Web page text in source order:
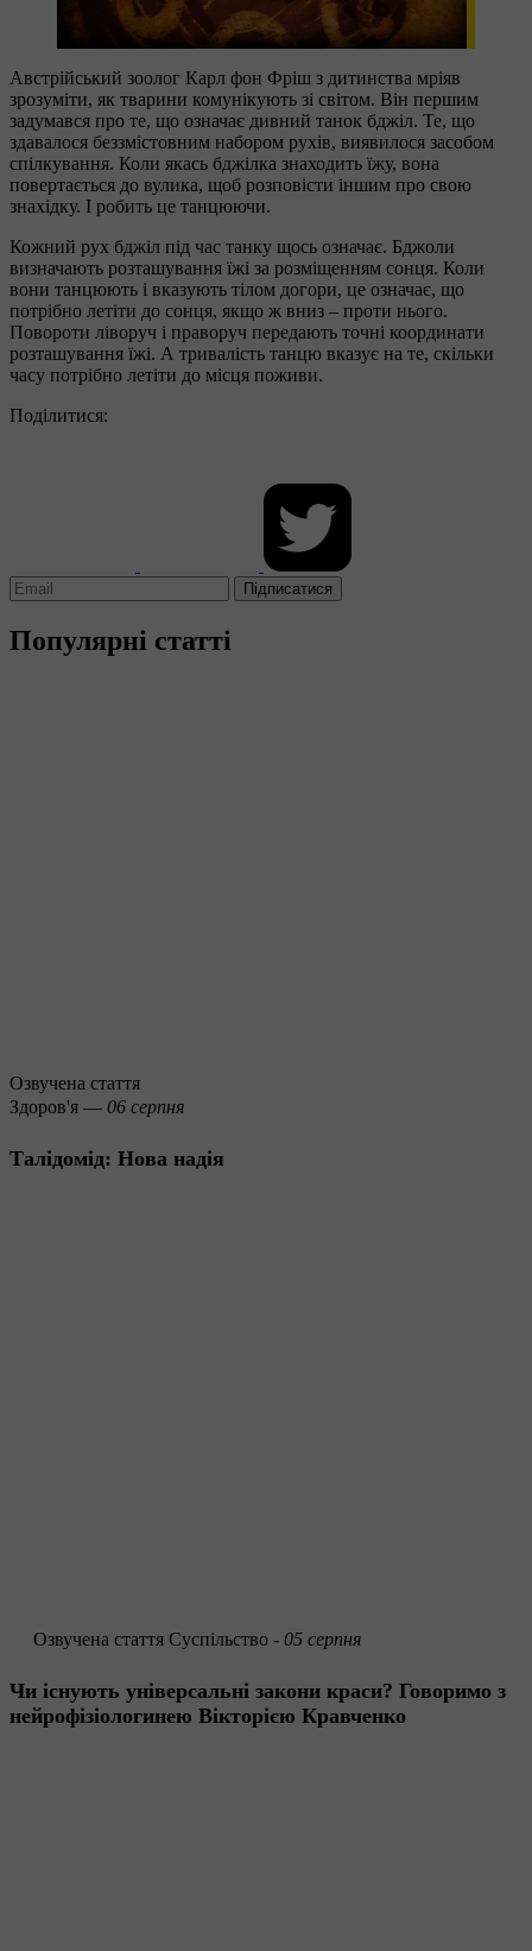
Австрійський зоолог Карл фон Фріш з дитинства мріяв
зрозуміти, як тварини комунікують зі світом. Він першим
задумався про те, що означає дивний танок бджіл. Те, що
здавалося беззмістовним набором рухів, виявилося засобом
спілкування. Коли якась бджілка знаходить їжу, вона
повертається до вулика, щоб розповісти іншим про свою
знахідку. І робить це танцюючи.
Кожний рух бджіл під час танку щось означає. Бджоли
визначають розташування їжі за розміщенням сонця. Коли
вони танцюють і вказують тілом догори, це означає, що
потрібно летіти до сонця, якщо ж вниз – проти нього.
Повороти ліворуч і праворуч передають точні координати
розташування їжі. А тривалість танцю вказує на те, скільки
часу потрібно летіти до місця поживи.
Поділитися:
Підписатися
Популярні статті
Озвучена стаття
Здоров'я — 06 серпня
Талідомід: Нова надія
Озвучена стаття Суспільство - 05 серпня
Чи існують універсальні закони краси? Говоримо з
нейрофізіологинею Вікторією Кравченко